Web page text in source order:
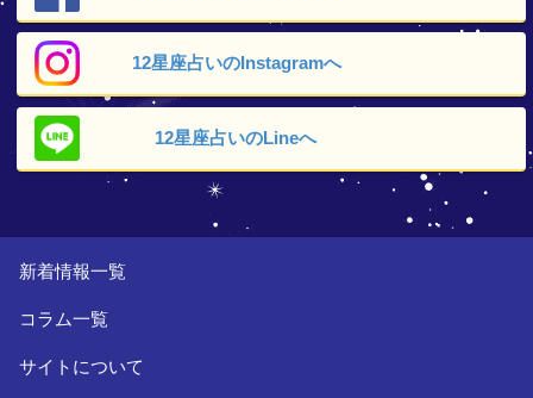
12星座占いのInstagramへ
12星座占いのLineへ
新着情報一覧
コラム一覧
サイトについて